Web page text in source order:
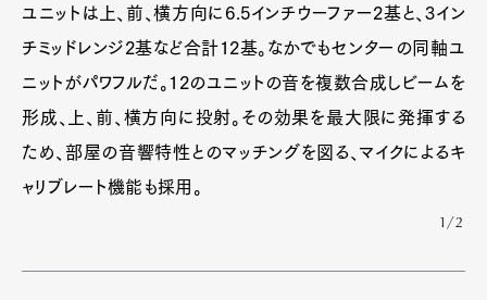
ユニットは上、前、横方向に6.5インチウーファー2基と、3イン
チミッドレンジ2基など合計12基。なかでもセンターの同軸ユ
ニットがパワフルだ。12のユニットの音を複数合成しビームを
形成、上、前、横方向に投射。その効果を最大限に発揮する
ため、部屋の音響特性とのマッチングを図る、マイクによるキ
ャリブレート機能も採用。
1/2